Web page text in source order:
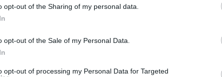
opt-out of the Sharing of my personal data.
opt-out of the Sale of my Personal Data.
opt-out of processing my Personal Data for Targeted
με τα προηγούμενα μπλέκοντας την ιστορία μέσα
με ένταση. Η πλοκή του δράματος κορυφώνεται.
ιστορία ολοκληρώνεται.
και εγκλήματα ιστορία που εξελίσσεται στην
ιστορία, μάλλον δεν αφορούν την